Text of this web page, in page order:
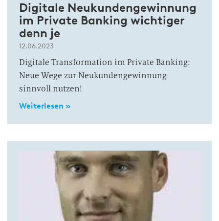
Digitale Neukundengewinnung
im Private Banking wichtiger
denn je
12.06.2023
Digitale Transformation im Private Banking:
Neue Wege zur Neukundengewinnung
sinnvoll nutzen!
Weiterlesen »